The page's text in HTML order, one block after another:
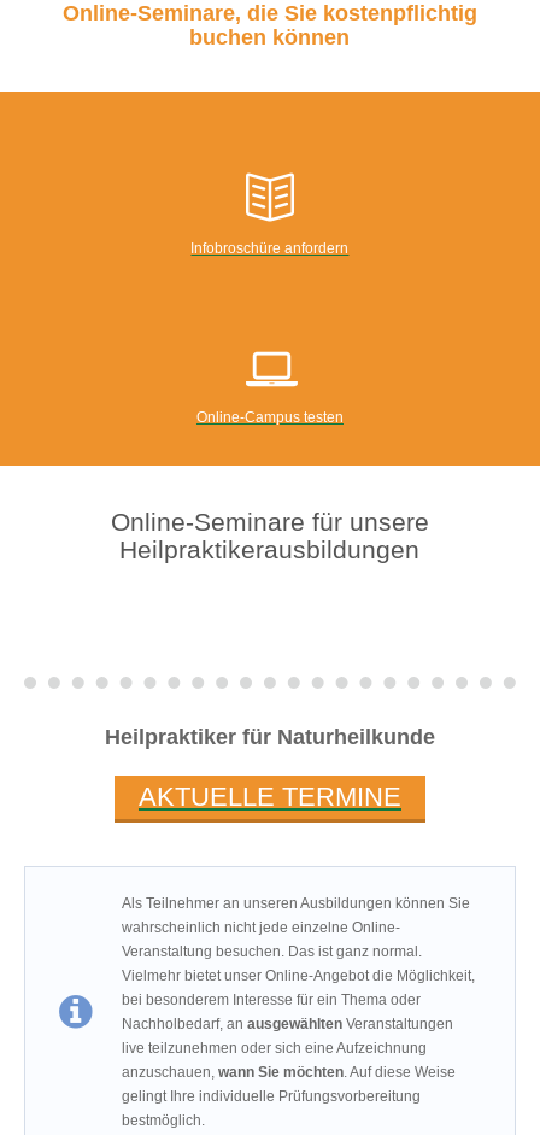
Online-Seminare, die Sie kostenpflichtig
buchen können
Infobroschüre anfordern
Online-Campus testen
Online-Seminare für unsere
Heilpraktikerausbildungen
Heilpraktiker für Naturheilkunde
AKTUELLE TERMINE
Als Teilnehmer an unseren Ausbildungen können Sie
wahrscheinlich nicht jede einzelne Online-
Veranstaltung besuchen. Das ist ganz normal.
Vielmehr bietet unser Online-Angebot die Möglichkeit,
bei besonderem Interesse für ein Thema oder
Nachholbedarf, anausgewählten Veranstaltungen
live teilzunehmen oder sich eine Aufzeichnung
anzuschauen,wann Sie möchten. Auf diese Weise
gelingt Ihre individuelle Prüfungsvorbereitung
bestmöglich.